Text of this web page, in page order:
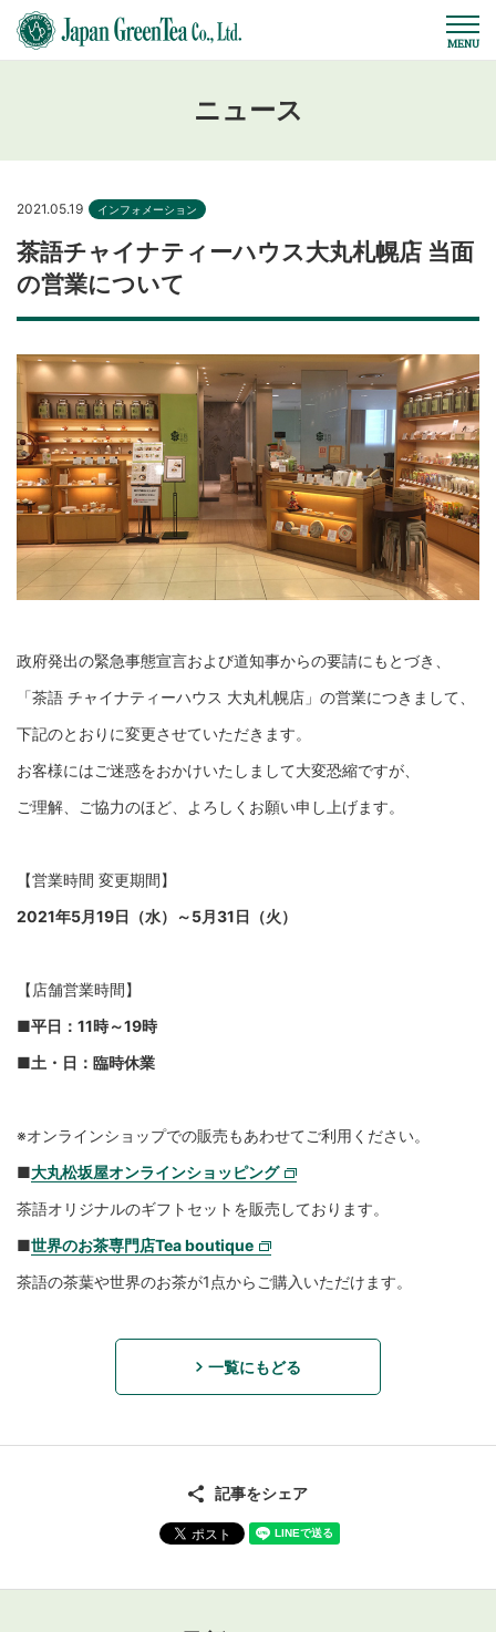
ニュース
2021.05.19 インフォメーション
茶語チャイナティーハウス大丸札幌店 当面
の営業について
政府発出の緊急事態宣言および道知事からの要請にもとづき、
「茶語 チャイナティーハウス 大丸札幌店」の営業につきまして、
下記のとおりに変更させていただきます。
お客様にはご迷惑をおかけいたしまして大変恐縮ですが、
ご理解、ご協力のほど、よろしくお願い申し上げます。
【営業時間 変更期間】
2021年5月19日（水）～5月31日（火）
【店舗営業時間】
■平日：11時～19時
■土・日：臨時休業
※オンラインショップでの販売もあわせてご利用ください。
■大丸松坂屋オンラインショッピング
茶語オリジナルのギフトセットを販売しております。
■世界のお茶専門店Tea boutique
茶語の茶葉や世界のお茶が1点からご購入いただけます。
一覧にもどる
記事をシェア